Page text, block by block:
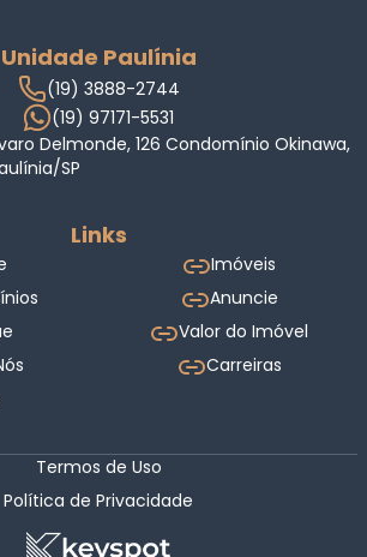
Unidade Paulínia
(19) 3888-2744
(19) 97171-5531
Delmonde, 126 Condomínio Okinawa,
SP
Links
Imóveis
Anuncie
Valor do Imóvel
Carreiras
Termos de Uso
Política de Privacidade